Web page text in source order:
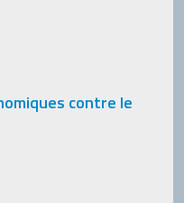
contre le